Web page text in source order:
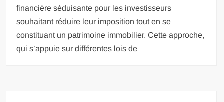
financière séduisante pour les investisseurs
souhaitant réduire leur imposition tout en se
constituant un patrimoine immobilier. Cette approche,
qui s’appuie sur différentes lois de